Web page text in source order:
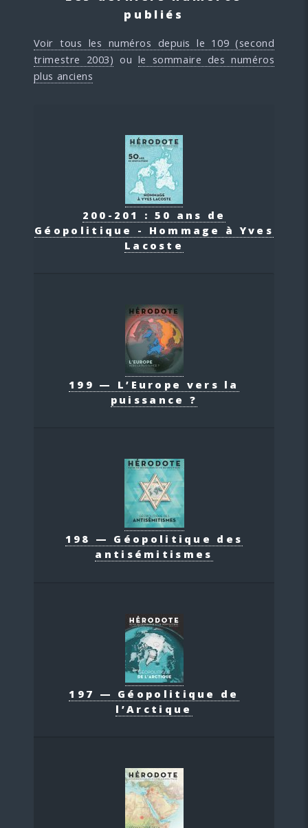
publiés
Voir tous les numéros depuis le 109 (second
trimestre 2003) ou le sommaire des numéros
plus anciens
200-201 : 50 ans de
Géopolitique - Hommage à Yves
Lacoste
199 — L’Europe vers la
puissance ?
198 — Géopolitique des
antisémitismes
197 — Géopolitique de
l’Arctique